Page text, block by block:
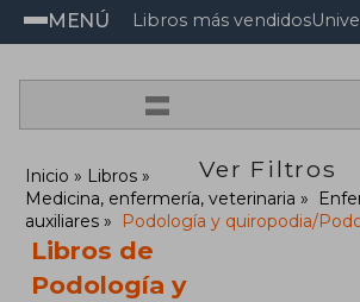
MENÚ Libros más vendidos
=
Ver Filtros
Inicio
Libros
Medicina, enfermería, veterinaria
auxiliares
Podología y quiropodia/
Libros de
Podología y